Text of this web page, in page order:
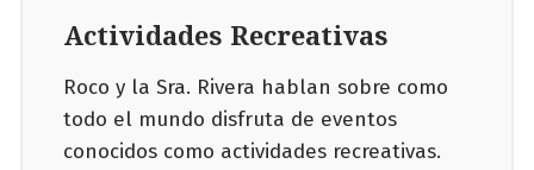
Actividades Recreativas
Roco y la Sra. Rivera hablan sobre como
todo el mundo disfruta de eventos
conocidos como actividades recreativas.